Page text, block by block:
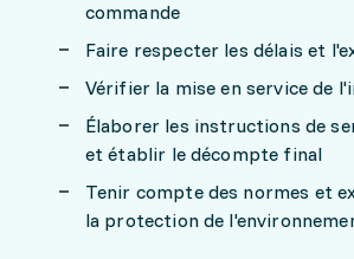
commande
Faire respecter les délais et
Vérifier la mise en service de
Élaborer les instructions de
et établir le décompte final
Tenir compte des normes et
la protection de